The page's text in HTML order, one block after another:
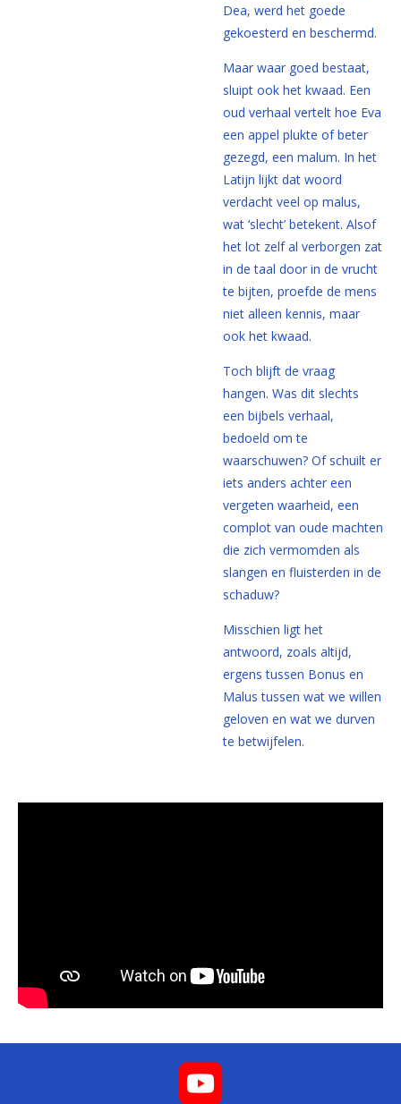
Dea, werd het goede
gekoesterd en beschermd.
Maar waar goed bestaat,
sluipt ook het kwaad. Een
oud verhaal vertelt hoe Eva
een appel plukte of beter
gezegd, een malum. In het
Latijn lijkt dat woord
verdacht veel op malus,
wat ‘slecht’ betekent. Alsof
het lot zelf al verborgen zat
in de taal door in de vrucht
te bijten, proefde de mens
niet alleen kennis, maar
ook het kwaad.
Toch blijft de vraag
hangen. Was dit slechts
een bijbels verhaal,
bedoeld om te
waarschuwen? Of schuilt er
iets anders achter een
vergeten waarheid, een
complot van oude machten
die zich vermomden als
slangen en fluisterden in de
schaduw?
Misschien ligt het
antwoord, zoals altijd,
ergens tussen Bonus en
Malus tussen wat we willen
geloven en wat we durven
te betwijfelen.